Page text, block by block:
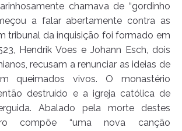
chamava de “gordinho
a falar abertamente contra as
tribunal da inquisição foi formado em
Hendrik Voes e Johann Esch, dois
recusam a renunciar as ideias de
queimados vivos. O monastério
destruído e a igreja católica de
Abalado pela morte destes
compõe “uma nova canção